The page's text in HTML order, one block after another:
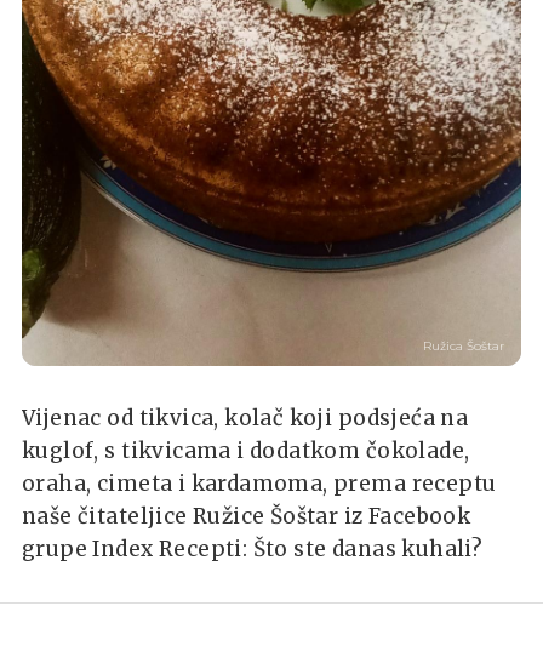
Ružica Šoštar
Vijenac od tikvica, kolač koji podsjeća na
kuglof, s tikvicama i dodatkom čokolade,
oraha, cimeta i kardamoma, prema receptu
naše čitateljice Ružice Šoštar iz Facebook
grupe Index Recepti: Što ste danas kuhali?